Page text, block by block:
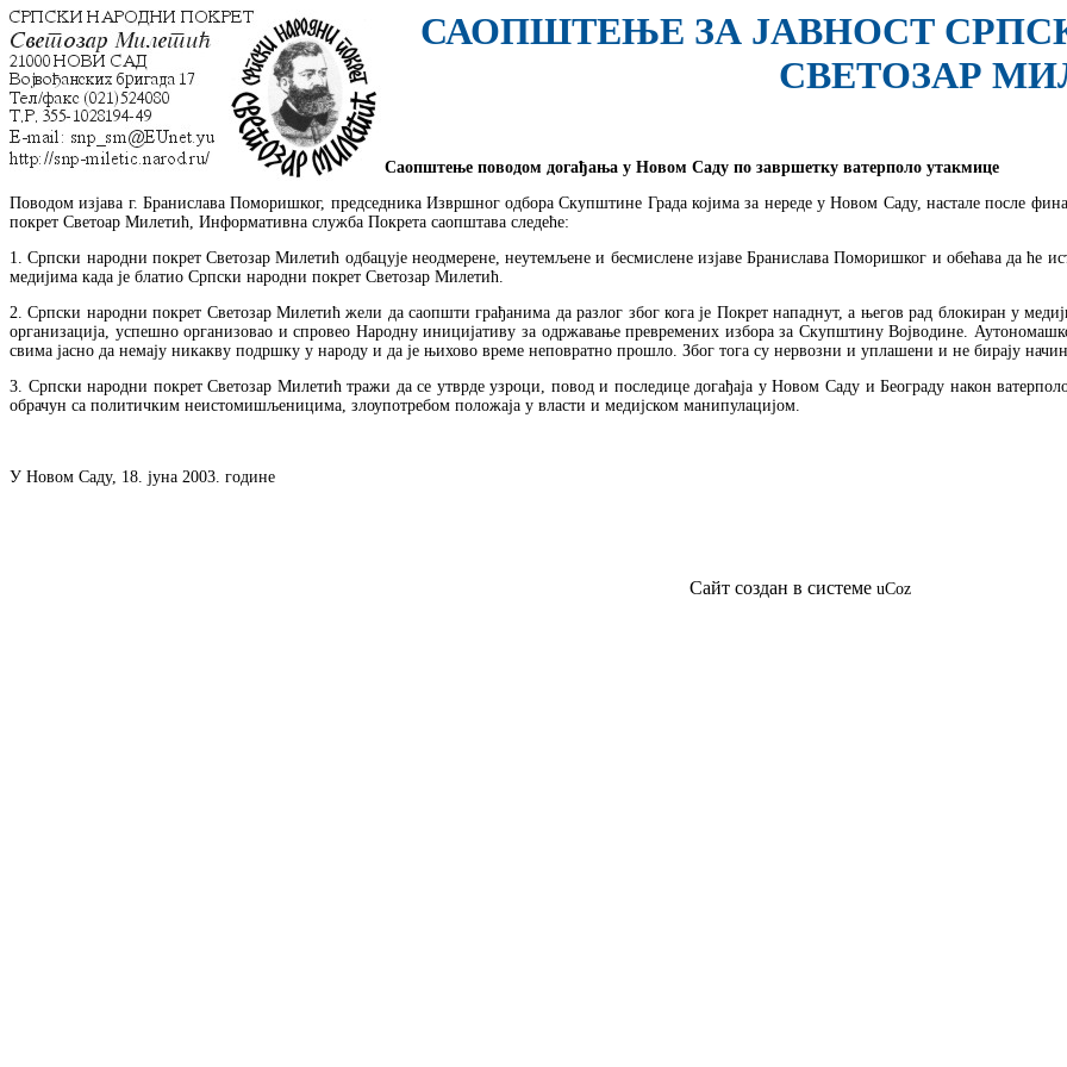
САОПШТЕЊЕ ЗА ЈАВНОСТ
СВЕТОЗАР
Саопштење поводом догађања у Новом Саду по завршетку ватерполо утакмице
Поводом изјава г. Бранислава Поморишког, председника Извршног одбора Скупштине Града којима за нереде у Новом Саду, настале после
покрет Светоар Милетић, Информативна служба Покрета саопштава следеће:
1. Српски народни покрет Светозар Милетић одбацује неодмерене, неутемљене и бесмислене изјаве Бранислава Поморишког и обећава да ће
медијима када је блатио Српски народни покрет Светозар Милетић.
2. Српски народни покрет Светозар Милетић жели да саопшти грађанима да разлог због кога је Покрет нападнут, а његов рад блокиран у
организација, успешно организовао и спровео Народну иницијативу за одржавање превремених избора за Скупштину Војводине.
свима јасно да немају никакву подршку у народу и да је њихово време неповратно прошло. Због тога су нервозни и уплашени и не бирају
3. Српски народни покрет Светозар Милетић тражи да се утврде узроци, повод и последице догађаја у Новом Саду и Београду након
обрачун са политичким неистомишљеницима, злоупотребом положаја у власти и медијском манипулацијом.
У Новом Саду, 18. јуна 2003. године
Сайт создан в системе uCoz